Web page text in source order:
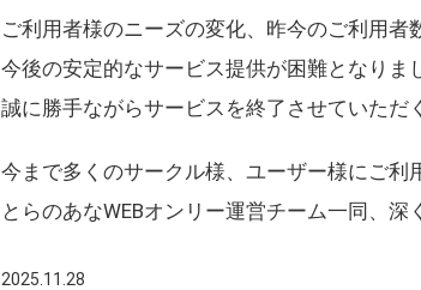
ご利用者様のニーズの変化、昨今のご利用者
今後の安定的なサービス提供が困難となりま
誠に勝手ながらサービスを終了させていただ
今まで多くのサークル様、ユーザー様にご利
とらのあなWEBオンリー運営チーム一同、深
2025.11.28